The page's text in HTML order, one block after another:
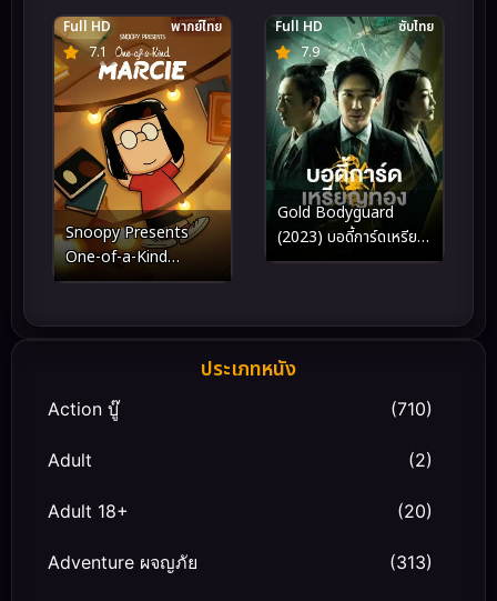
7.1
Full HD พากย์ไทย
Snoopy Presents
One-of-a-Kind
Marcie (2023)
7.9
Full HD ซับไทย
Gold Bodyguard
(2023) บอดี้การ์ดเหรียญ
ทอง
ประเภทหนัง
Action บู๊ (710)
Adult (2)
Adult 18+ (20)
Adventure ผจญภัย (313)